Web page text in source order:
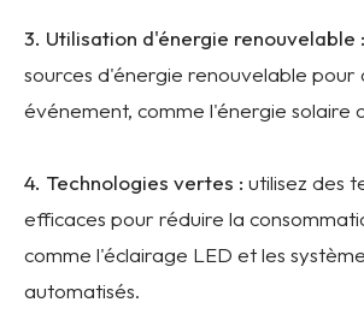
3. Utilisation d'énergie renouvelable :
sources d'énergie renouvelable
événement, comme l'énergie solaire
4. Technologies vertes : utilisez des
efficaces pour réduire la
comme l'éclairage LED et les
automatisés.